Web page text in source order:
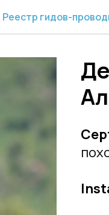
Реестр гидов-